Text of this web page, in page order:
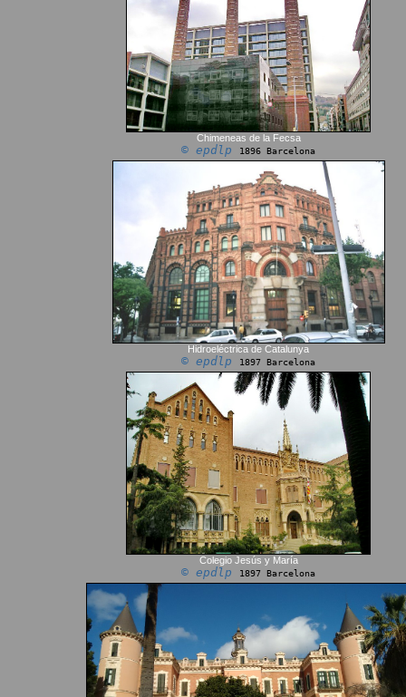
Chimeneas de la Fecsa
© epdlp 1896 Barcelona
Hidroeléctrica de Catalunya
© epdlp 1897 Barcelona
Colegio Jesús y María
© epdlp 1897 Barcelona